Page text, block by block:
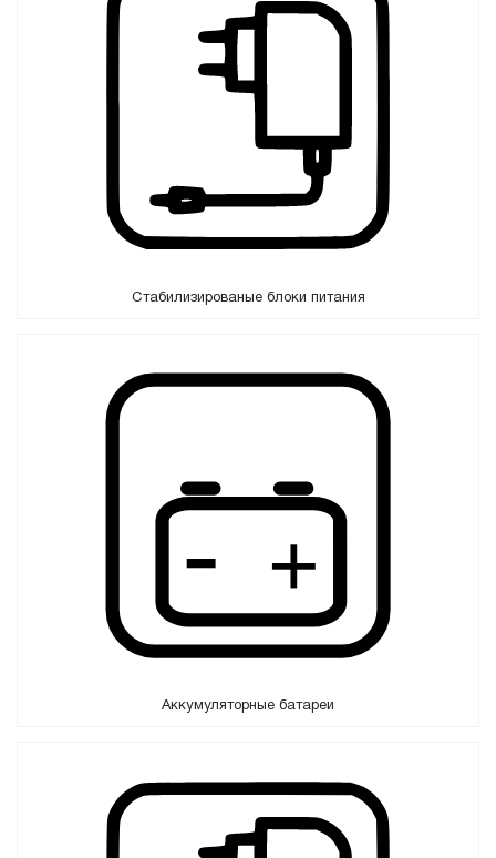
Cтабилизированые блоки питания
Аккумуляторные батареи